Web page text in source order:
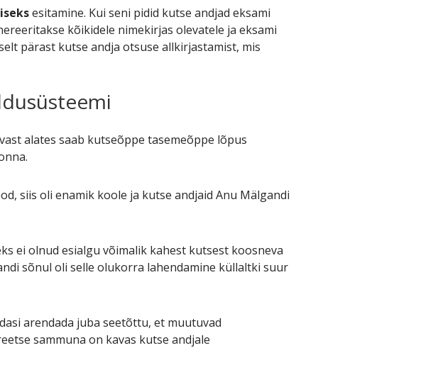
esitamine. Kui seni pidid kutse andjad eksami
kõikidele nimekirjas olevatele ja eksami
pärast kutse andja otsuse allkirjastamist, mis
alates saab kutseõppe tasemeõppe lõpus
siis oli enamik koole ja kutse andjaid Anu Mälgandi
ei olnud esialgu võimalik kahest kutsest koosneva
sõnul oli selle olukorra lahendamine küllaltki suur
arendada juba seetõttu, et muutuvad
sammuna on kavas kutse andjale